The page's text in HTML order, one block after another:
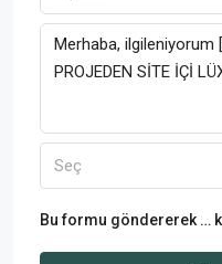
Seç
Bu formu göndererek …